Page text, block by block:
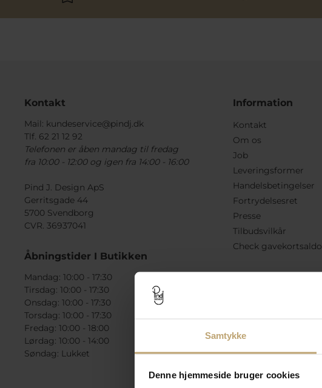
Samtykke
Denne hjemmeside bruger cookies
Kontakt
Mail: kundeservice@pindj.dk
Tlf. 62 21 12 92
Telefonen er åben mandag til fredag
fra 10:00 - 12:00 og igen fra 14:00 - 16:00
Pind J. Design ApS
Gerritsgade 44
5700 Svendborg
CVR. 36937041
Åbningstider I Butikken
Mandag: 10:00 - 17:30
Tirsdag: 10:00 - 17:30
Onsdag: 10:00 - 17:30
Torsdag: 10:00 - 17:30
Fredag: 10:00 - 18:00
Lørdag: 10:00 - 14:00
Søndag: Lukket
Information
Kontakt
Om os
Job
Leveringsformer
Handelsbetingelser
Fortrydelsesret
Presse
Tilbudsvilkår
Check gavekortsaldo